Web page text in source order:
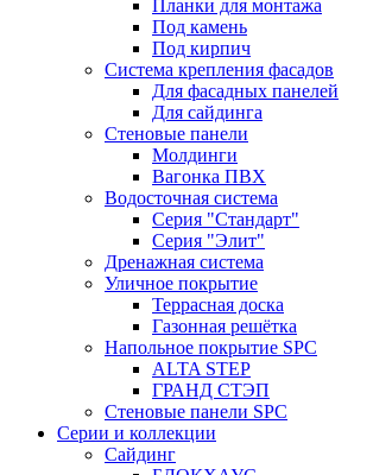
Планки для монтажа
Под камень
Под кирпич
Система крепления фасадов
Для фасадных панелей
Для сайдинга
Стеновые панели
Молдинги
Вагонка ПВХ
Водосточная система
Серия "Стандарт"
Серия "Элит"
Дренажная система
Уличное покрытие
Террасная доска
Газонная решётка
Напольное покрытие SPC
ALTA STEP
ГРАНД СТЭП
Стеновые панели SPC
Серии и коллекции
Сайдинг